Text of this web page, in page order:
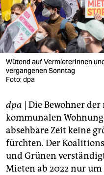
nord
wahrheit
verlag
verlag
shop
fragen & hilfe
unterstützen
abo
Wütend auf VermieterInnen
vergangenen Sonntag
Foto: dpa
dpa | Die Bewohner
kommunalen
absehbare Zeit keine
fürchten. Der
und Grünen
Mieten ab 2022 nur